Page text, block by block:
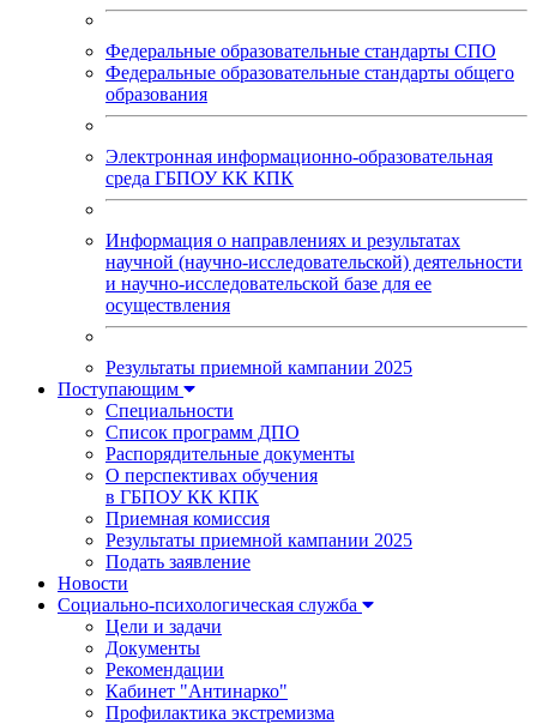
Федеральные образовательные стандарты СПО
Федеральные образовательные стандарты общего
образования
Электронная информационно-образовательная
среда ГБПОУ КК КПК
Информация о направлениях и результатах
научной (научно-исследовательской) деятельности
и научно-исследовательской базе для ее
осуществления
Результаты приемной кампании 2025
Поступающим
Специальности
Список программ ДПО
Распорядительные документы
О перспективах обучения
в ГБПОУ КК КПК
Приемная комиссия
Результаты приемной кампании 2025
Подать заявление
Новости
Социально-психологическая служба
Цели и задачи
Документы
Рекомендации
Кабинет "Антинарко"
Профилактика экстремизма